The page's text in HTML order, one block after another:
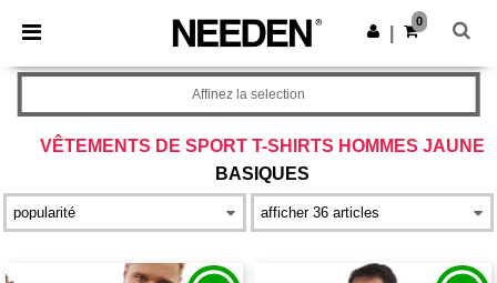
× Appli Needen
Meilleurs prix sur l’app !
Obtenir l'appli
0
VÊTEMENTS DE SPORT T-SHIRTS HOMMES JAUNE
BASIQUES
Affinez la selection